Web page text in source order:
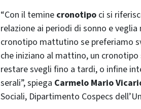
“Con il temine cronotipo ci si
relazione ai periodi di sonno e
cronotipo mattutino se preferiamo
che iniziano al mattino, un
restare svegli fino a tardi, o infine
serali”, spiega Carmelo Mario
Sociali, Dipartimento Cospecs